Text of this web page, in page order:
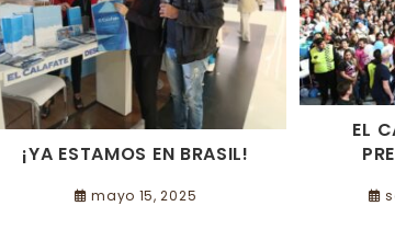
¡YA ESTAMOS EN BRASIL!
mayo 15, 2025
EL